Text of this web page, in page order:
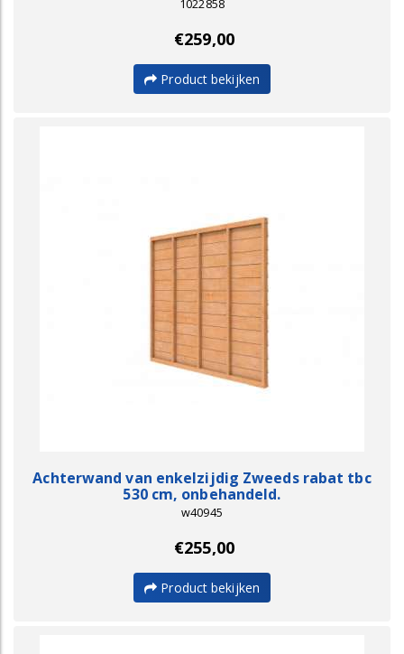
1022858
€259,00
Product bekijken
Achterwand van enkelzijdig Zweeds rabat tbc
530 cm, onbehandeld.
w40945
€255,00
Product bekijken